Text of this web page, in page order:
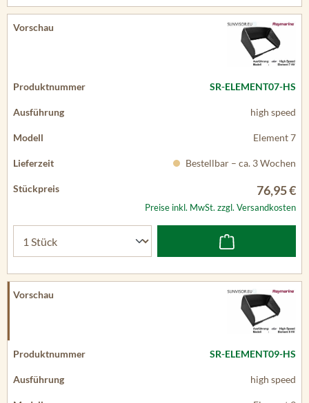
SR-ELEMENT07-HS
high speed
Element 7
Bestellbar – ca. 3 Wochen
76,95 €
Preise inkl. MwSt. zzgl. Versandkosten
SR-ELEMENT09-HS
high speed